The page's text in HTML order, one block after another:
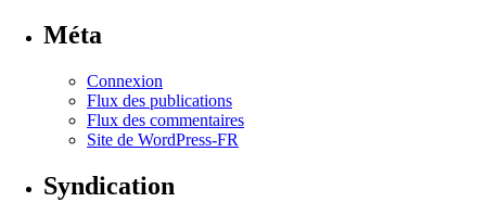
Méta
Connexion
Flux des publications
Flux des commentaires
Site de WordPress-FR
Syndication